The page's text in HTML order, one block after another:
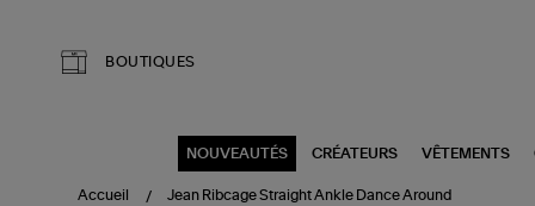
BOUTIQUES
NOUVEAUTÉS CRÉATEURS VÊTEMENTS
Accueil Jean Ribcage Straight Ankle Dance Around